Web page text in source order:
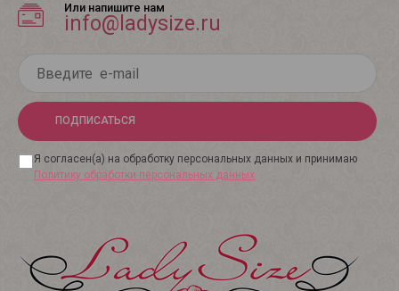
Или напишите нам
info@ladysize.ru
ПОДПИСАТЬСЯ
Я согласен(а) на обработку персональных данных и принимаю
Политику обработки персональных данных